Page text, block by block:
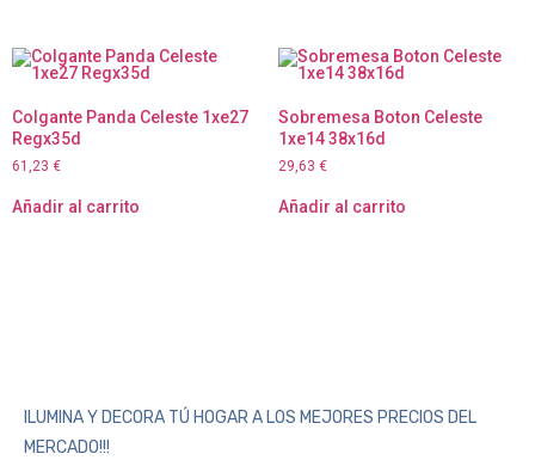
Colgante Panda Celeste 1xe27
Regx35d
61,23 €
Añadir al carrito
Sobremesa Boton Celeste
1xe14 38x16d
29,63 €
Añadir al carrito
ILUMINA Y DECORA TÚ HOGAR A LOS MEJORES PRECIOS DEL
MERCADO!!!